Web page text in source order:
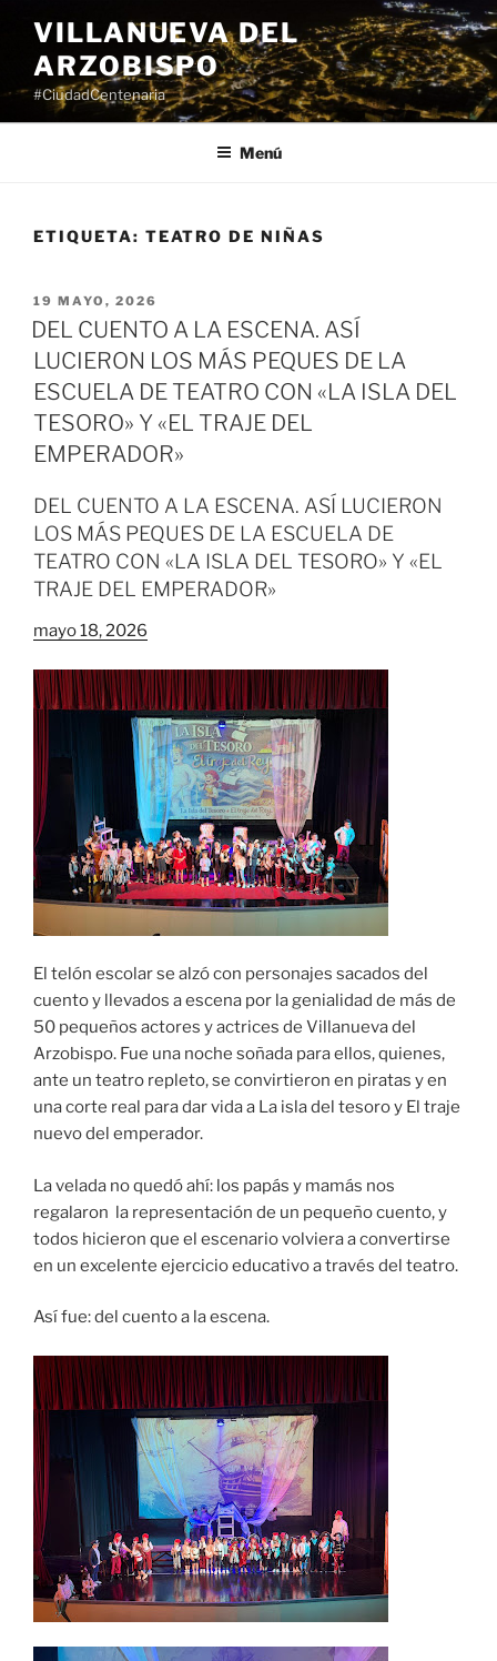
contenido
VILLANUEVA DEL
ARZOBISPO
#CiudadCentenaria
Menú
ETIQUETA: TEATRO DE NIÑAS
PUBLICADO
EL
19 MAYO, 2026
DEL CUENTO A LA ESCENA. ASÍ
LUCIERON LOS MÁS PEQUES DE LA
ESCUELA DE TEATRO CON «LA ISLA DEL
TESORO» Y «EL TRAJE DEL
EMPERADOR»
DEL CUENTO A LA ESCENA. ASÍ LUCIERON
LOS MÁS PEQUES DE LA ESCUELA DE
TEATRO CON «LA ISLA DEL TESORO» Y «EL
TRAJE DEL EMPERADOR»
mayo 18, 2026
El telón escolar se alzó con personajes sacados del
cuento y llevados a escena por la genialidad de más de
50 pequeños actores y actrices de Villanueva del
Arzobispo. Fue una noche soñada para ellos, quienes,
ante un teatro repleto, se convirtieron en piratas y en
una corte real para dar vida a La isla del tesoro y El traje
nuevo del emperador.
La velada no quedó ahí: los papás y mamás nos
regalaron la representación de un pequeño cuento, y
todos hicieron que el escenario volviera a convertirse
en un excelente ejercicio educativo a través del teatro.
Así fue: del cuento a la escena.